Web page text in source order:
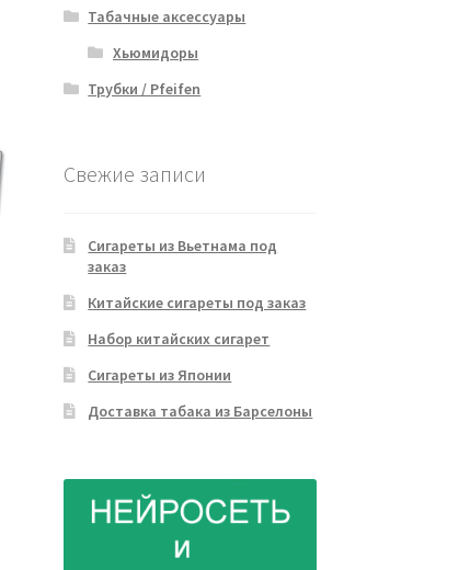
Табачные аксессуары
Хьюмидоры
Трубки / Pfeifen
Свежие записи
Сигареты из Вьетнама под
заказ
Китайские сигареты под заказ
Набор китайских сигарет
Сигареты из Японии
Доставка табака из Барселоны